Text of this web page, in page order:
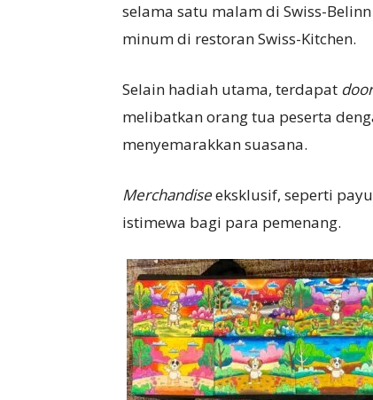
selama satu malam di Swiss-
minum di restoran Swiss-Kitchen.
Selain hadiah utama, terdapat
melibatkan orang tua peserta
menyemarakkan suasana.
Merchandiseeksklusif, seperti
istimewa bagi para pemenang.